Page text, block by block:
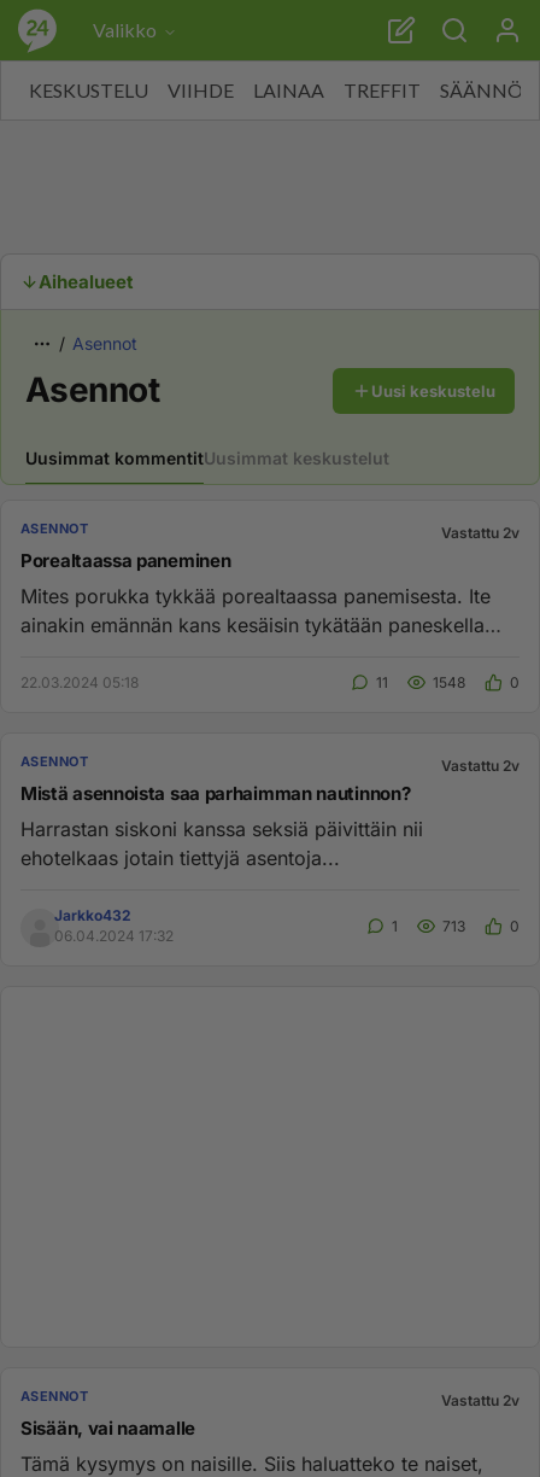
Valikko
KESKUSTELU VIIHDE LAINAA TREFFIT SÄÄNNÖT
Aihealueet
Asennot
Asennot Uusi keskustelu
Uusimmat kommentitUusimmat keskustelut
ASENNOT Vastattu 2v
Porealtaassa paneminen
Mites porukka tykkää porealtaassa panemisesta. Ite
ainakin emännän kans kesäisin tykätään paneskella
22.03.2024 05:18 11 1548 0
ASENNOT Vastattu 2v
Mistä asennoista saa parhaimman nautinnon?
Harrastan siskoni kanssa seksiä päivittäin nii
ehotelkaas jotain tiettyjä asentoja...
Jarkko432
06.04.2024 17:32
1 713 0
ASENNOT Vastattu 2v
Sisään, vai naamalle
Tämä kysymys on naisille. Siis haluatteko te naiset,